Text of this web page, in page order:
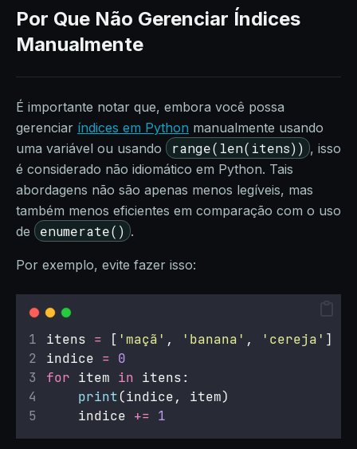
Por Que Não Gerenciar Índices
Manualmente
É importante notar que, embora você possa
gerenciar índices em Python manualmente usando
uma variável ou usando
range(len(itens)) , isso
é considerado não idiomático em Python. Tais
abordagens não são apenas menos legíveis, mas
também menos eficientes em comparação com o uso
de
enumerate() .
Por exemplo, evite fazer isso:
itens = [ ' maçã ' , ' banana ' , ' cereja ' ]
indice = 0
for item in itens:
print(indice, item)
    indice
+= 1